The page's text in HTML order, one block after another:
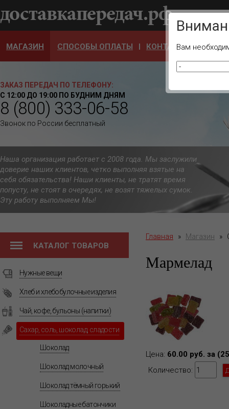
Ваш
МАГАЗИН СПОСОБЫ ОПЛАТЫ КОНТАКТЫ
ЗАКАЗ ПЕРЕДАЧ ПО ТЕЛЕФОНУ:
С 12:00 ДО 19:00 ПО БУДНИМ ДНЯМ
8 (800) 333-06-58
Звонок по России бесплатный
Наша организация работает с 2008 года. Мы заслужили
доверие наших клиентов, четко выполняя взятые на
себя обязательства! Наши клиенты, не тратят время
попусту, не стоят в очередях, не возят тяжелых сумок.
Эту работу выполняем Мы!
КАТАЛОГ ТОВАРОВ
Нужные вещи
Хлеб и хлебобулочные изделия
Чай, кофе, бульоны (напитки)
Сахар, соль, шоколад, сладости
Шоколад
Шоколад молочный
Шоколад тёмный горький
Шоколадные батончики
Главная » Магазин »
Мармелад
Цена: 60.00 руб. за
Количество:
Вам